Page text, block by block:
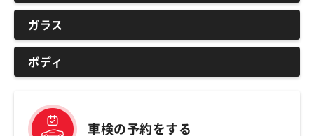
ガラス
ボディ
車検の予約をする